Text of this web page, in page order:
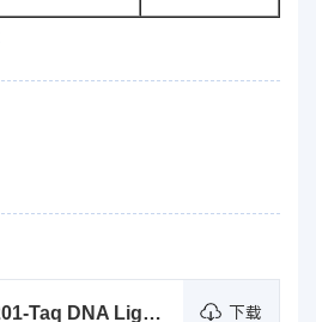
下载
SDS-CN-EG20201-Taq DNA Ligase